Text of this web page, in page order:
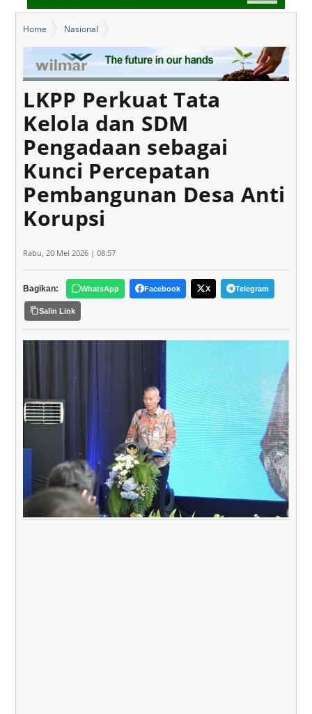
Home
Nasional
LKPP Perkuat Tata Kelola dan SDM Pengadaan sebagai Kunci
Percepatan Pembangunan Desa Anti Korupsi
LKPP Perkuat Tata
Kelola dan SDM
Pengadaan sebagai
Kunci Percepatan
Pembangunan Desa Anti
Korupsi
Rabu, 20 Mei 2026 | 08:57
Bagikan: WhatsApp Facebook X Telegram
Salin Link